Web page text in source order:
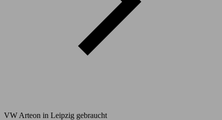
VW Arteon in Leipzig gebraucht